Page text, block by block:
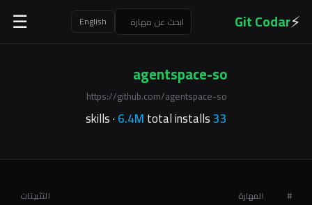
⚡
Git Codar
English
☰
agentspace-so
https://github.com/agentspace-so
33
6.4Mtotal installs
# المهارة التثبيتات